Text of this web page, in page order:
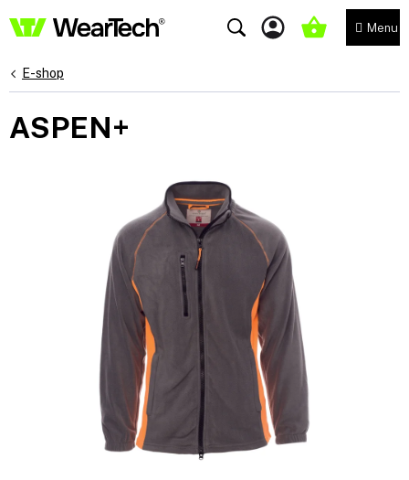
na
NÁKUPNÍ
E-shop
ASPEN+